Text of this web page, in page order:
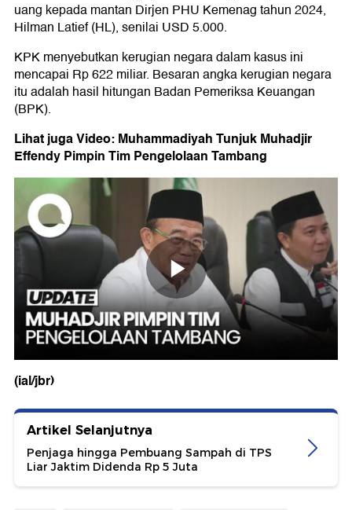
uang kepada mantan Dirjen PHU Kemenag tahun 2024,
Hilman Latief (HL), senilai USD 5.000.
KPK menyebutkan kerugian negara dalam kasus ini
mencapai Rp 622 miliar. Besaran angka kerugian negara
itu adalah hasil hitungan Badan Pemeriksa Keuangan
(BPK).
Lihat juga Video: Muhammadiyah Tunjuk Muhadjir
Effendy Pimpin Tim Pengelolaan Tambang
(ial/jbr)
Artikel Selanjutnya
Penjaga hingga Pembuang Sampah di TPS
Liar Jaktim Didenda Rp 5 Juta